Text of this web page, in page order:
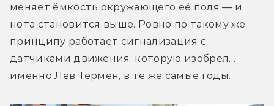
меняет ёмкость окружающего её поля — и
нота становится выше. Ровно по такому же
принципу работает сигнализация с
датчиками движения, которую изобрёл…
именно Лев Термен, в те же самые годы.